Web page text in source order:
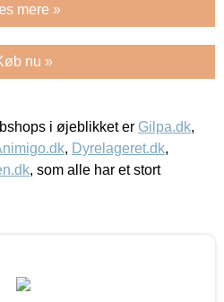
mere »
nu »
i øjeblikket er Gilpa.dk,
, Dyrelageret.dk,
, som alle har et stort